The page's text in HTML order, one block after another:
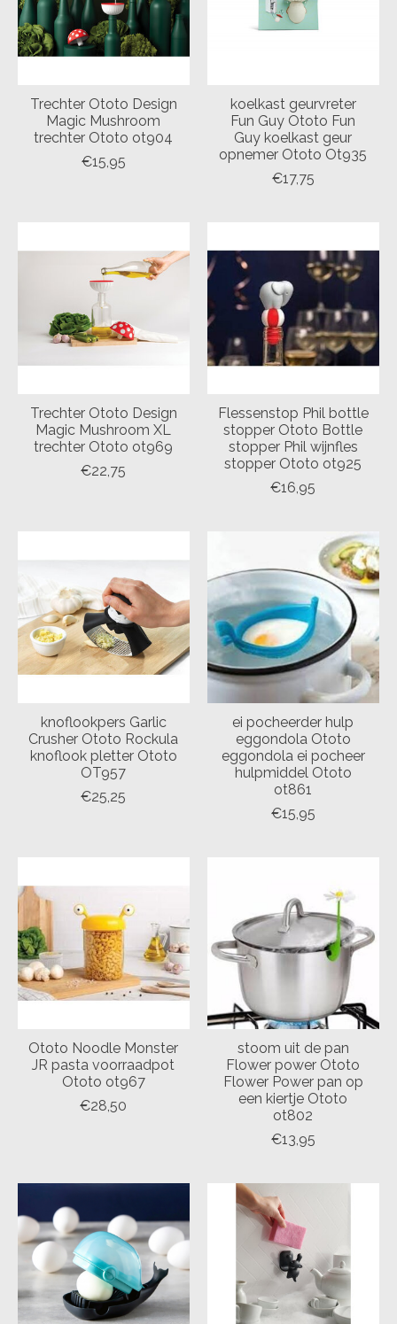
Trechter Ototo Design
Magic Mushroom
trechter Ototo ot904
€15,95
koelkast geurvreter
Fun Guy Ototo Fun
Guy koelkast geur
opnemer Ototo Ot935
€17,75
Trechter Ototo Design
Magic Mushroom XL
trechter Ototo ot969
€22,75
Flessenstop Phil bottle
stopper Ototo Bottle
stopper Phil wijnfles
stopper Ototo ot925
€16,95
knoflookpers Garlic
Crusher Ototo Rockula
knoflook pletter Ototo
OT957
€25,25
ei pocheerder hulp
eggondola Ototo
eggondola ei pocheer
hulpmiddel Ototo
ot861
€15,95
Ototo Noodle Monster
JR pasta voorraadpot
Ototo ot967
€28,50
stoom uit de pan
Flower power Ototo
Flower Power pan op
een kiertje Ototo
ot802
€13,95